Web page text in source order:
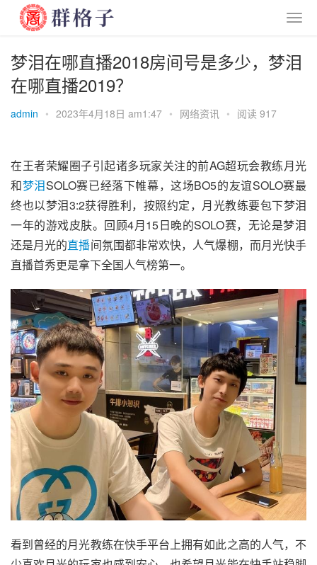
梦泪在哪直播2018房间号是多少，梦泪
在哪直播2019？
admin • 2023年4月18日 am1:47 • 网络资讯 • 阅读 917
在王者荣耀圈子引起诸多玩家关注的前AG超玩会教练月光
和梦泪SOLO赛已经落下帷幕，这场BO5的友谊SOLO赛最
终也以梦泪3:2获得胜利，按照约定，月光教练要包下梦泪
一年的游戏皮肤。回顾4月15日晚的SOLO赛，无论是梦泪
还是月光的直播间氛围都非常欢快，人气爆棚，而月光快手
直播首秀更是拿下全国人气榜第一。
看到曾经的月光教练在快手平台上拥有如此之高的人气，不